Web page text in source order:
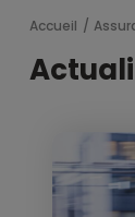
Accueil